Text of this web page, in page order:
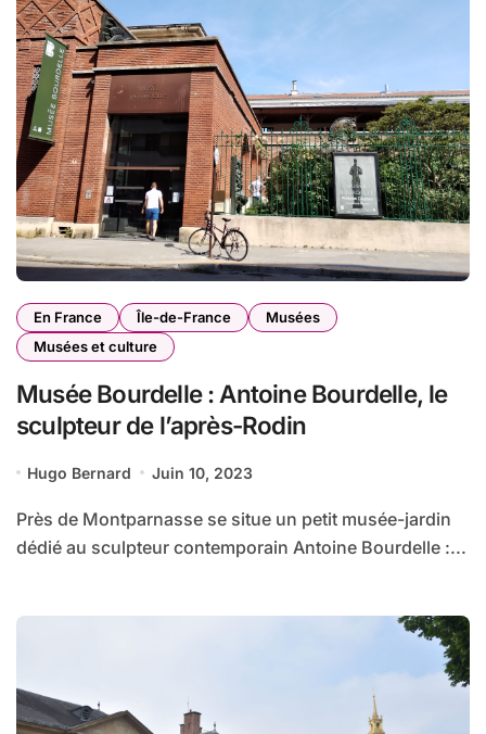
En France Île-de-France
Musées
Musées et culture
Musée Bourdelle : Antoine Bourdelle, le
sculpteur de l’après-Rodin
Hugo Bernard Juin 10, 2023
Près de Montparnasse se situe un petit musée-jardin
dédié au sculpteur contemporain Antoine Bourdelle :...